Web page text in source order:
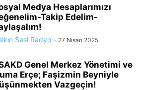
Medya Hesaplarımızı
Takip Edelim-
Sesi Radyo - 27 Nisan 2025
Genel Merkez Yönetimi ve
Erçe; Faşizmin Beyniyle
Vazgeçin!